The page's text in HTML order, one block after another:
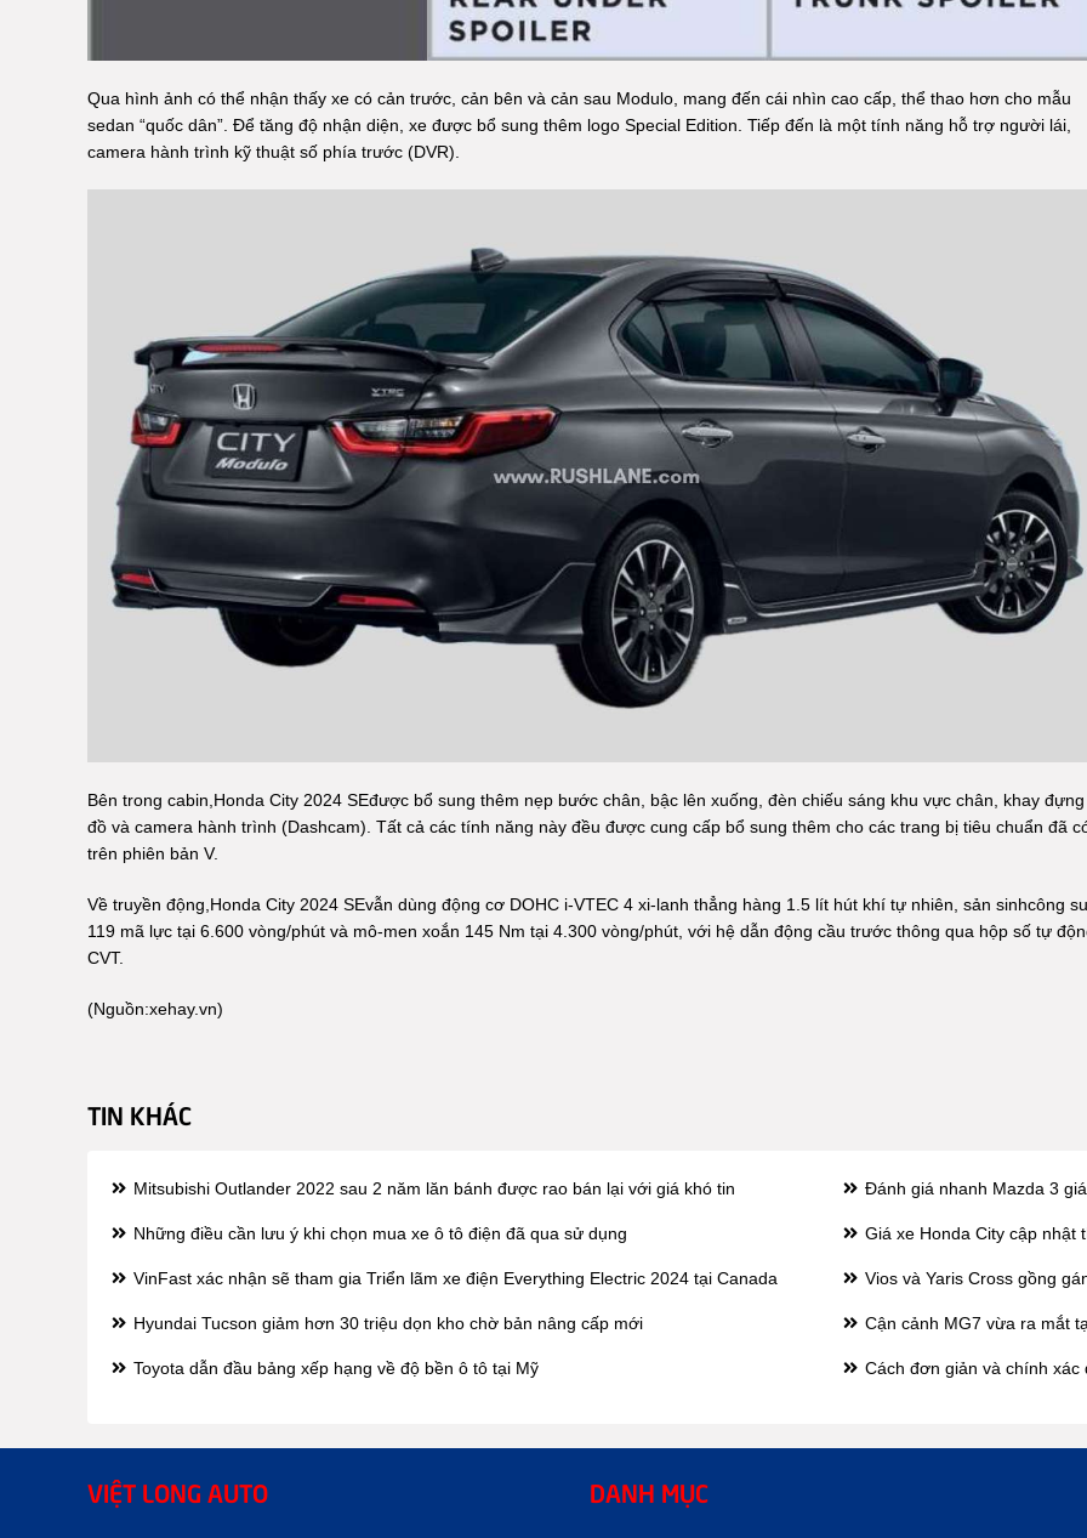
Qua hình ảnh có thể nhận thấy xe có cản trước, cản bên và cản sau Modulo, mang đến cái nhìn cao cấp, thể thao hơn cho mẫu
sedan “quốc dân”. Để tăng độ nhận diện, xe được bổ sung thêm logo Special Edition. Tiếp đến là một tính năng hỗ trợ người lái,
camera hành trình kỹ thuật số phía trước (DVR).
Bên trong cabin,Honda City 2024 SEđược bổ sung thêm nẹp bước chân, bậc lên xuống, đèn chiếu sáng khu vực chân, khay đựng
đồ và camera hành trình (Dashcam). Tất cả các tính năng này đều được cung cấp bổ sung thêm cho các trang bị tiêu chuẩn đã
trên phiên bản V.
Về truyền động,Honda City 2024 SEvẫn dùng động cơ DOHC i-VTEC 4 xi-lanh thẳng hàng 1.5 lít hút khí tự nhiên, sản sinhcông
119 mã lực tại 6.600 vòng/phút và mô-men xoắn 145 Nm tại 4.300 vòng/phút, với hệ dẫn động cầu trước thông qua hộp số tự
CVT.
(Nguồn:xehay.vn)
TIN KHÁC
Mitsubishi Outlander 2022 sau 2 năm lăn bánh được rao bán lại với giá khó tin Đánh giá nhanh Mazda 3
Những điều cần lưu ý khi chọn mua xe ô tô điện đã qua sử dụng Giá xe Honda City cập nhật
VinFast xác nhận sẽ tham gia Triển lãm xe điện Everything Electric 2024 tại Canada Vios và Yaris Cross gồng
Hyundai Tucson giảm hơn 30 triệu dọn kho chờ bản nâng cấp mới Cận cảnh MG7 vừa ra mắt
Toyota dẫn đầu bảng xếp hạng về độ bền ô tô tại Mỹ Cách đơn giản và chính
VIỆT LONG AUTO DANH MỤC